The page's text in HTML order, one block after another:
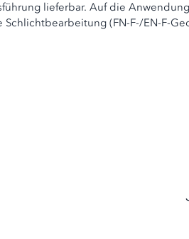
lieferbar. Auf die
(FN-F-/EN-F-